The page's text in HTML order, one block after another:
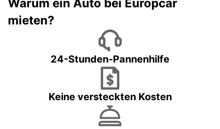
Warum ein Auto bei Europcar
mieten?
24-Stunden-Pannenhilfe
Keine versteckten Kosten